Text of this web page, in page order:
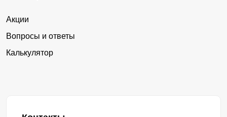
Акции
Вопросы и ответы
Калькулятор